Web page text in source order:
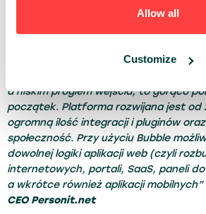
Allow all
Customize
integrować z innymi platformami. Służy
przetwarzania np. milionów rekordów.
Natomiast jeśli szukamy platformy,
a niskim progiem wejścia, to gorąco
początek. Platforma rozwijana jest od
ogromną ilość integracji i pluginów
społeczność. Przy użyciu Bubble
dowolnej logiki aplikacji web (czyli
internetowych, portali, SaaS, paneli
a wkrótce również aplikacji mobilnych”
CEO Personit.net